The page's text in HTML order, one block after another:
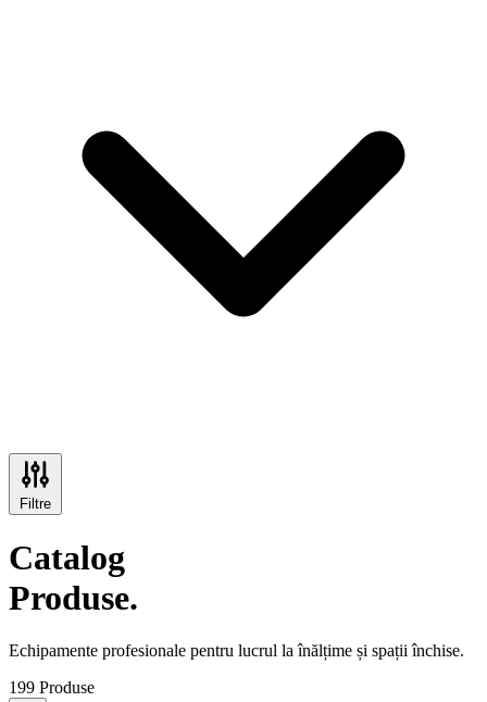
Filtre
Catalog
Produse.
Echipamente profesionale pentru lucrul la înălțime și spații închise.
199 Produse